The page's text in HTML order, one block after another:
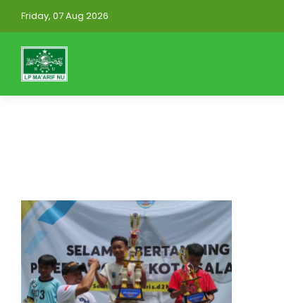
Friday, 07 Aug 2026